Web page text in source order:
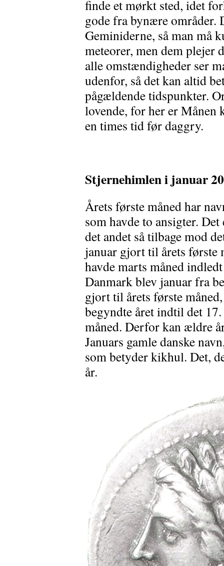
finde et mørkt sted, idet
gode fra bynære
Geminiderne, så man må
meteorer, men dem plejer
alle omstændigheder ser
udenfor, så det kan altid
pågældende tidspunkter.
lovende, for her er Månen
en times tid før daggry.
Stjernehimlen i januar
Årets første måned har
som havde to ansigter.
det andet så tilbage mod
januar gjort til årets
havde marts måned
Danmark blev januar fra
gjort til årets første
begyndte året indtil det
måned. Derfor kan ældre
Januars gamle danske
som betyder kikhul. Det,
år.